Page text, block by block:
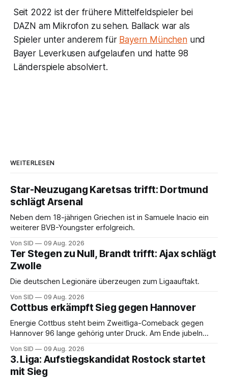
Seit 2022 ist der frühere Mittelfeldspieler bei
DAZN am Mikrofon zu sehen. Ballack war als
Spieler unter anderem für Bayern Münchenund
Bayer Leverkusen aufgelaufen und hatte 98
Länderspiele absolviert.
WEITERLESEN
Star-Neuzugang Karetsas trifft: Dortmund
schlägt Arsenal
Neben dem 18-jährigen Griechen ist in Samuele Inacio ein
weiterer BVB-Youngster erfolgreich.
Von SID 09 Aug. 2026
Ter Stegen zu Null, Brandt trifft: Ajax schlägt
Zwolle
Die deutschen Legionäre überzeugen zum Ligaauftakt.
Von SID 09 Aug. 2026
Cottbus erkämpft Sieg gegen Hannover
Energie Cottbus steht beim Zweitliga-Comeback gegen
Hannover 96 lange gehörig unter Druck. Am Ende jubeln
Von SID 09 Aug. 2026
3. Liga: Aufstiegskandidat Rostock startet
mit Sieg